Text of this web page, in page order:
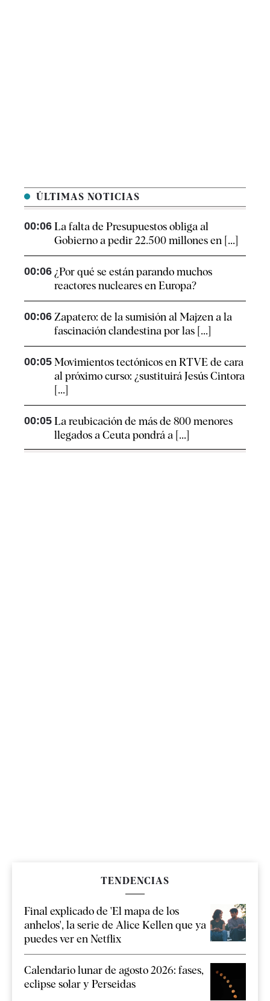
ÚLTIMAS NOTICIAS
00:06 La falta de Presupuestos obliga al
Gobierno a pedir 22.500 millones en [...]
00:06 ¿Por qué se están parando muchos
reactores nucleares en Europa?
00:06 Zapatero: de la sumisión al Majzen a la
fascinación clandestina por las [...]
00:05 Movimientos tectónicos en RTVE de cara
al próximo curso: ¿sustituirá Jesús Cintora
[...]
00:05 La reubicación de más de 800 menores
llegados a Ceuta pondrá a [...]
TENDENCIAS
Final explicado de 'El mapa de los
anhelos', la serie de Alice Kellen que ya
puedes ver en Netflix
Calendario lunar de agosto 2026: fases,
eclipse solar y Perseidas